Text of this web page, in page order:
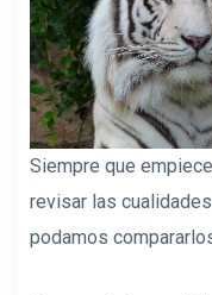
Siempre que
revisar las
podamos